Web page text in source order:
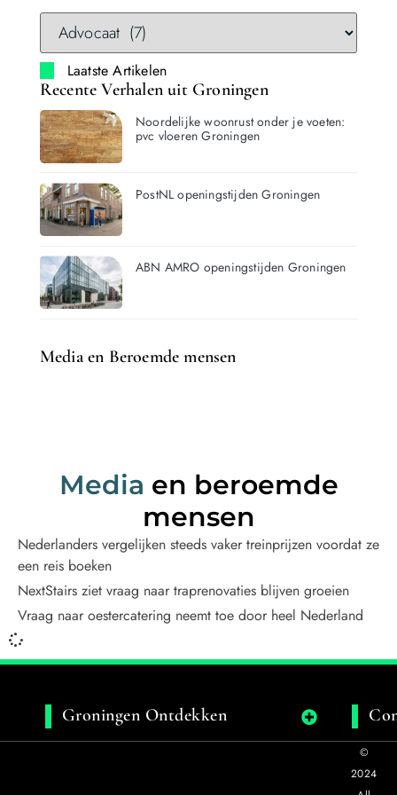
Laatste Artikelen
Recente Verhalen uit Groningen
Noordelijke woonrust onder je voeten:
pvc vloeren Groningen
PostNL openingstijden Groningen
ABN AMRO openingstijden Groningen
Media en Beroemde mensen
Media en beroemde
mensen
Nederlanders vergelijken steeds vaker treinprijzen voordat ze
een reis boeken
NextStairs ziet vraag naar traprenovaties blijven groeien
Vraag naar oestercatering neemt toe door heel Nederland
Groningen Ontdekken
©
2024